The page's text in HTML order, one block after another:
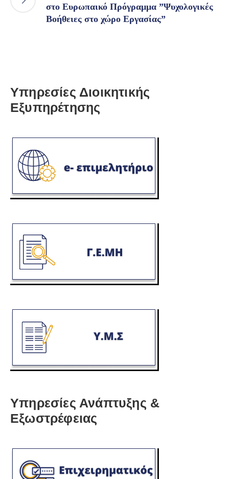
στο Ευρωπαικό Πρόγραμμα ”Ψυχολογικές
Βοήθειες στο χώρο Εργασίας”
Υπηρεσίες Διοικητικής
Εξυπηρέτησης
Υπηρεσίες Ανάπτυξης &
Εξωστρέφειας